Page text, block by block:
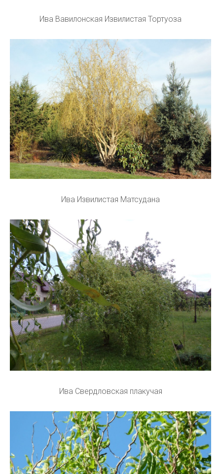
Ива Вавилонская Извилистая Тортуоза
Ива Извилистая Матсудана
Ива Свердловская плакучая